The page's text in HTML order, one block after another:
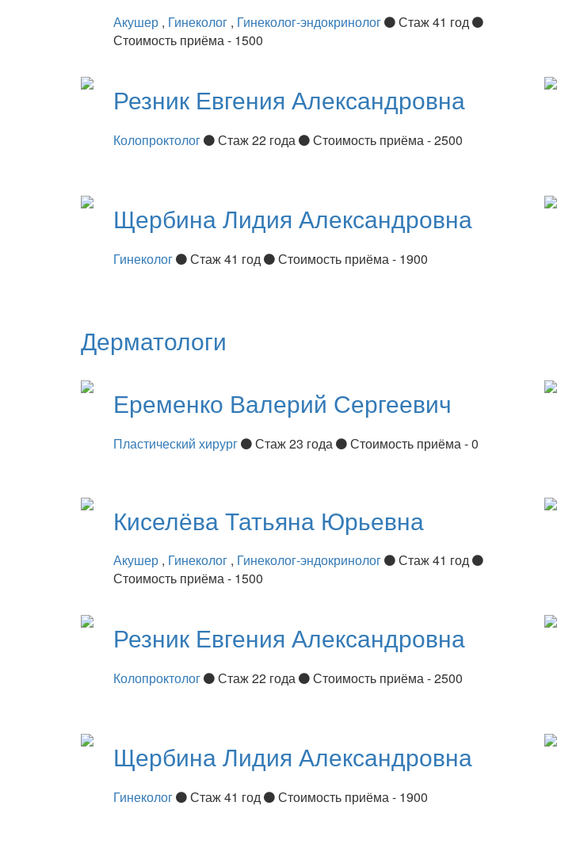
Акушер , Гинеколог , Гинеколог-эндокринолог
Стаж 41 год
Стоимость приёма - 1500
Резник Евгения Александровна
Колопроктолог Стаж 22 года Стоимость приёма - 2500
ЩербинаЛидия Александровна
Гинеколог Стаж 41 год Стоимость приёма - 1900
Дерматологи
Еременко Валерий Сергеевич
Пластический хирург Стаж 23 года Стоимость приёма - 0
КиселёваТатьяна Юрьевна
Акушер , Гинеколог , Гинеколог-эндокринолог
Стаж 41 год
Стоимость приёма - 1500
Резник Евгения Александровна
Колопроктолог Стаж 22 года Стоимость приёма - 2500
ЩербинаЛидия Александровна
Гинеколог Стаж 41 год Стоимость приёма - 1900